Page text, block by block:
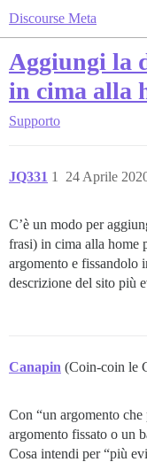
Discourse Meta
Aggiungi la
in cima alla
Supporto
JQ331 24 Aprile
1
C’è un modo per
frasi) in cima alla home
argomento e fissandolo
descrizione del sito più
Canapin (Coin-coin le
Con “un argomento
argomento fissato o un
Cosa intendi per “più